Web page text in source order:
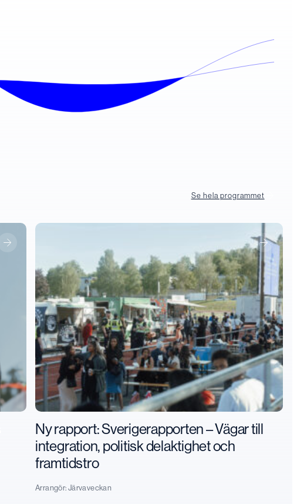
Se hela programmet
Ny rapport: Sverigerapporten – Vägar till
integration, politisk delaktighet och
framtidstro
Arrangör:Järvaveckan